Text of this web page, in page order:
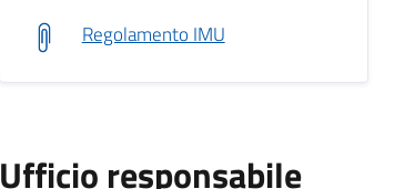
Regolamento IMU
Ufficio responsabile